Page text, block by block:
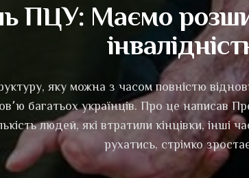
ПЦУ: Маємо
яку можна з часом повністю
багатьох українців. Про це написав
людей, які втратили кінцівки, інші
рухатись, стрімко